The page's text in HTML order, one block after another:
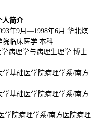
人简介
年9月—1998年6月 华北煤
院临床医学 本科
病理学与病理生理学 博士
学基础医学院病理学系/南方
学基础医学院病理学系/南方
学院病理学系/南方医院病理